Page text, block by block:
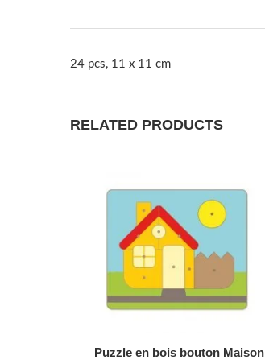
24 pcs, 11 x 11 cm
RELATED PRODUCTS
AJOUTER AU DEVIS
Puzzle en bois bouton Maison